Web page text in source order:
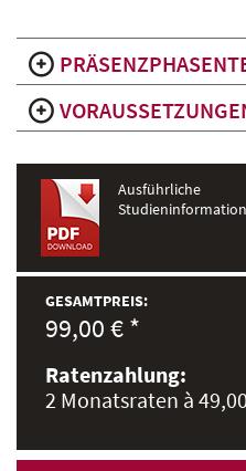
Ausführliche
GESAMTPREIS:
99,00 € *
Ratenzahlung:
2 Monatsraten à